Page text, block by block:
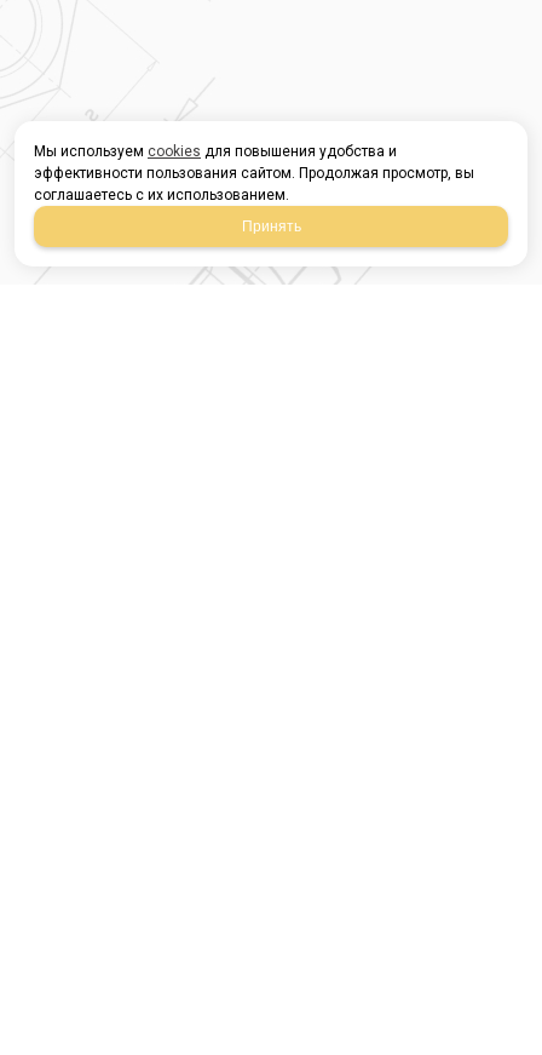
Мы используем cookies для повышения удобства и
эффективности пользования сайтом. Продолжая просмотр, вы
соглашаетесь с их использованием.
Принять